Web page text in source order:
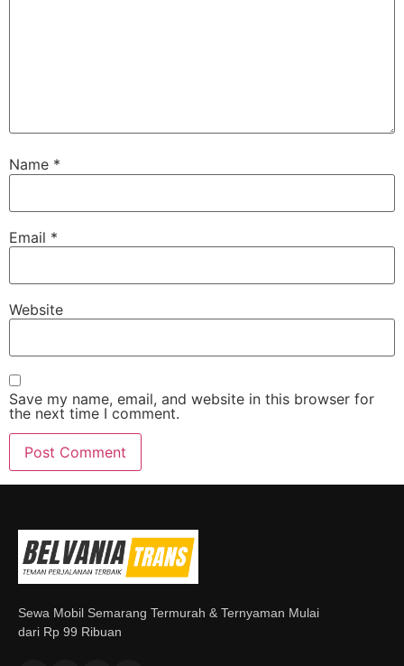
Name *
Email *
Website
Save my name, email, and website in this browser for
the next time I comment.
Sewa Mobil Semarang Termurah & Ternyaman Mulai
dari Rp 99 Ribuan